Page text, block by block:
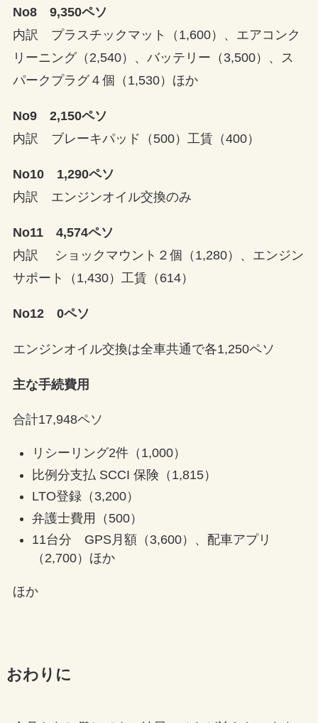
No8 9,350ペソ
内訳 プラスチックマット（1,600）、エアコンク
リーニング（2,540）、バッテリー（3,500）、ス
パークプラグ４個（1,530）ほか
No9 2,150ペソ
内訳 ブレーキパッド（500）工賃（400）
No10 1,290ペソ
内訳 エンジンオイル交換のみ
No11 4,574ペソ
内訳 ショックマウント２個（1,280）、エンジン
サポート（1,430）工賃（614）
No12 0ペソ
エンジンオイル交換は全車共通で各1,250ペソ
主な手続費用
合計17,948ペソ
リシーリング2件（1,000）
比例分支払 SCCI 保険（1,815）
LTO登録（3,200）
弁護士費用（500）
11台分 GPS月額（3,600）、配車アプリ
（2,700）ほか
ほか
おわりに